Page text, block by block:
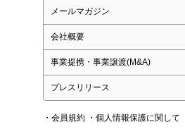
メールマガジン
会社概要
事業提携・事業譲渡(M&A)
プレスリリース
・会員規約 ・個人情報保護に関して